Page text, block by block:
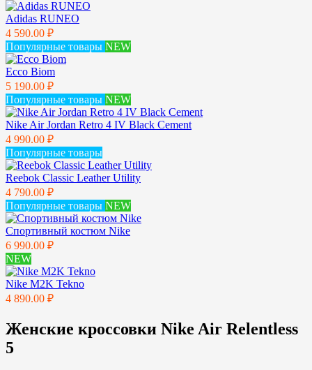
Adidas RUNEO
4 590.00 ₽
Популярные товары NEW
Ecco Biom
5 190.00 ₽
Популярные товары NEW
Nike Air Jordan Retro 4 IV Black Cement
4 990.00 ₽
Популярные товары
Reebok Classic Leather Utility
4 790.00 ₽
Популярные товары NEW
Спортивный костюм Nike
6 990.00 ₽
NEW
Nike M2K Tekno
4 890.00 ₽
Женские кроссовки Nike Air Relentless
5